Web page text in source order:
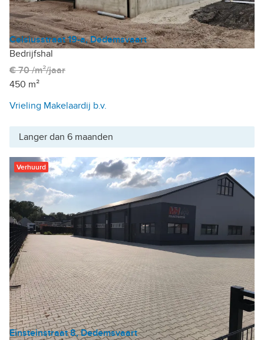
Celsiusstraat 19-a, Dedemsvaart
Bedrijfshal
€ 70 /m²/jaar
450 m²
Vrieling Makelaardij b.v.
Langer dan 6 maanden
Verhuurd
Einsteinstraat 8, Dedemsvaart